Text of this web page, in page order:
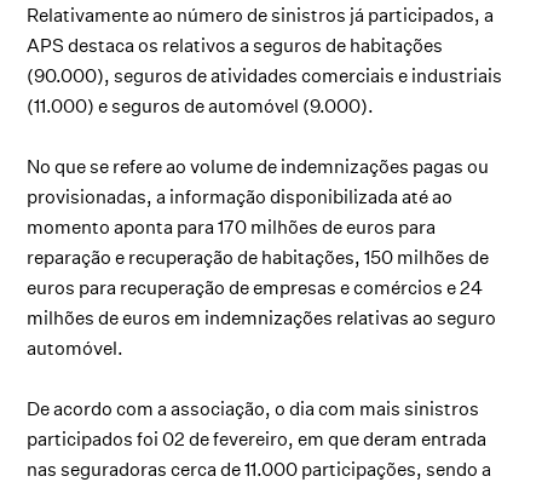
Relativamente ao número de sinistros já participados, a
APS destaca os relativos a seguros de habitações
(90.000), seguros de atividades comerciais e industriais
(11.000) e seguros de automóvel (9.000).
No que se refere ao volume de indemnizações pagas ou
provisionadas, a informação disponibilizada até ao
momento aponta para 170 milhões de euros para
reparação e recuperação de habitações, 150 milhões de
euros para recuperação de empresas e comércios e 24
milhões de euros em indemnizações relativas ao seguro
automóvel.
De acordo com a associação, o dia com mais sinistros
participados foi 02 de fevereiro, em que deram entrada
nas seguradoras cerca de 11.000 participações, sendo a